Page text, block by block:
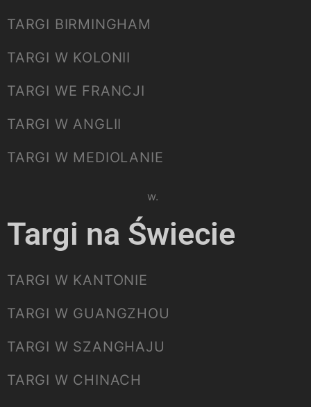
TARGI BIRMINGHAM
TARGI W KOLONII
TARGI WE FRANCJI
TARGI W ANGLII
TARGI W MEDIOLANIE
Please select listing to show.
Targi na Świecie
TARGI W KANTONIE
TARGI W GUANGZHOU
TARGI W SZANGHAJU
TARGI W CHINACH